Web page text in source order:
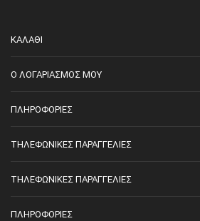
ΚΑΛΆΘΙ
O ΛΟΓΑΡΙΑΣΜΌΣ ΜΟΥ
ΠΛΗΡΟΦΟΡΊΕΣ
ΤΗΛΕΦΩΝΙΚΈΣ ΠΑΡΑΓΓΕΛΊΕΣ
ΤΗΛΕΦΩΝΙΚΈΣ ΠΑΡΑΓΓΕΛΊΕΣ
ΠΛΗΡΟΦΟΡΊΕΣ